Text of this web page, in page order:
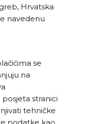
Hrvatska
navedenu
se
na
stranici
tehničke